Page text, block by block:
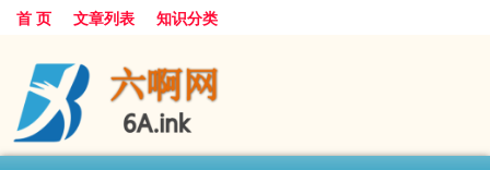
首 页 文章列表 知识分类